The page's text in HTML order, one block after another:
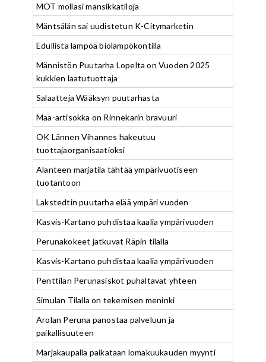
MOT mollasi mansikkatiloja
Mäntsälän sai uudistetun K-Citymarketin
Edullista lämpöä biolämpökontilla
Männistön Puutarha Lopelta on Vuoden 2025
kukkien laatutuottaja
Salaatteja Wääksyn puutarhasta
Maa-artisokka on Rinnekarin bravuuri
OK Lännen Vihannes hakeutuu
tuottajaorganisaatioksi
Alanteen marjatila tähtää ympärivuotiseen
tuotantoon
Lakstedtin puutarha elää ympäri vuoden
Kasvis-Kartano puhdistaa kaalia ympärivuoden
Perunakokeet jatkuvat Räpin tilalla
Kasvis-Kartano puhdistaa kaalia ympärivuoden
Penttilän Perunasiskot puhaltavat yhteen
Simulan Tilalla on tekemisen meninki
Arolan Peruna panostaa palveluun ja
paikallisuuteen
Marjakaupalla paikataan lomakuukauden myynti